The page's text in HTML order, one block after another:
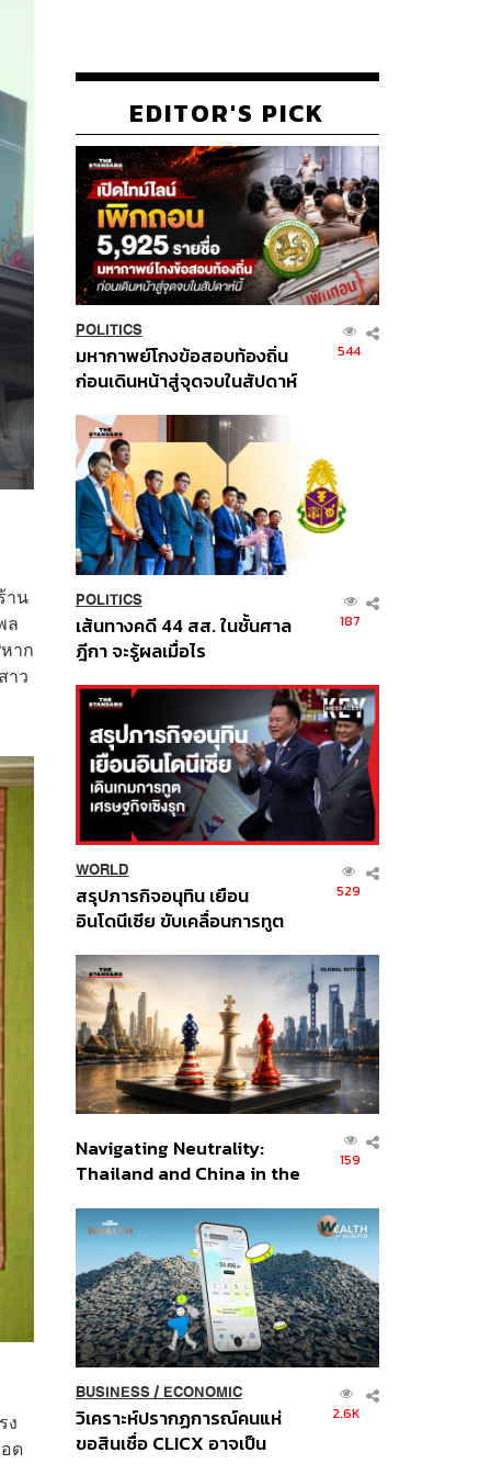
าน
ล
าก
าว
ง
ด
EDITOR'S PICK
POLITICS
มหากาพย์โกงข้อสอบท้องถิ่น
ก่อนเดินหน้าสู่จุดจบในสัปดาห์
544
POLITICS
เส้นทางคดี 44 สส. ในชั้นศาล
ฎีกา จะรู้ผลเมื่อไร
187
WORLD
สรุปภารกิจอนุทิน เยือน
อินโดนีเซีย ขับเคลื่อนการทูต
ส่วนยุทธศาสตร์ไทย –
อินโดนีเซีย
529
Navigating Neutrality:
Thailand and China in the
Order
159
BUSINESS/ ECONOMIC
วิเคราะห์ปรากฏการณ์คนแห่
ขอสินเชื่อ CLICX อาจเป็น
2.6K